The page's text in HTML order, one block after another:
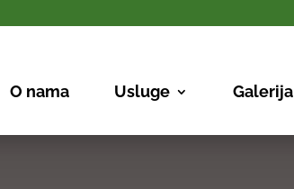
O nama Usluge Galerija